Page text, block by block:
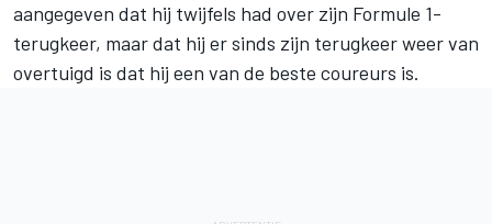
aangegeven dat hij twijfels had over zijn Formule 1-
terugkeer, maar dat hij er sinds zijn terugkeer weer van
overtuigd is dat hij een van de beste coureurs is.